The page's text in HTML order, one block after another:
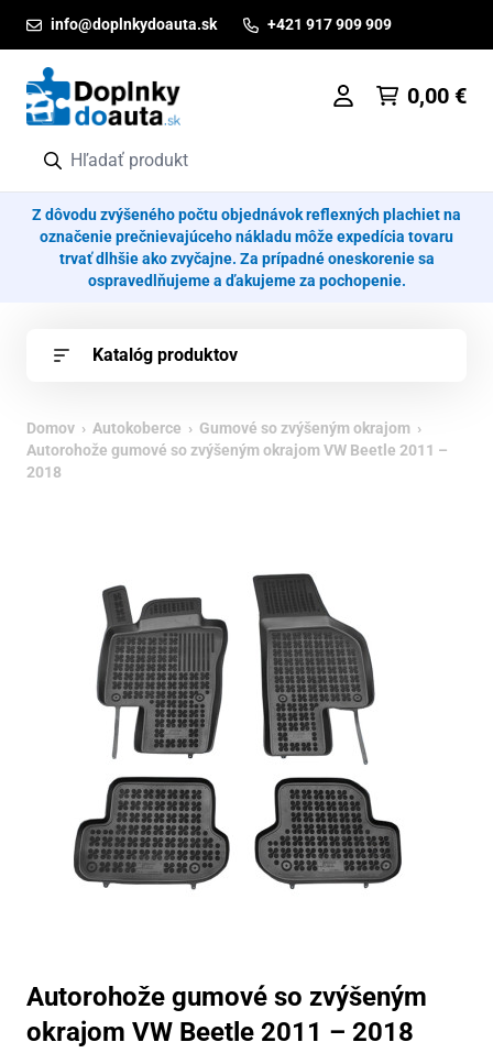
info@doplnkydoauta.sk +421 917 909 909
0,00 €
Z dôvodu zvýšeného počtu objednávok reflexných plachiet na
označenie prečnievajúceho nákladu môže expedícia tovaru
trvať dlhšie ako zvyčajne. Za prípadné oneskorenie sa
ospravedlňujeme a ďakujeme za pochopenie.
Katalóg produktov
Domov › Autokoberce › Gumové so zvýšeným okrajom ›
Autorohože gumové so zvýšeným okrajom VW Beetle 2011 –
2018
Autorohože gumové so zvýšeným
okrajom VW Beetle 2011 – 2018